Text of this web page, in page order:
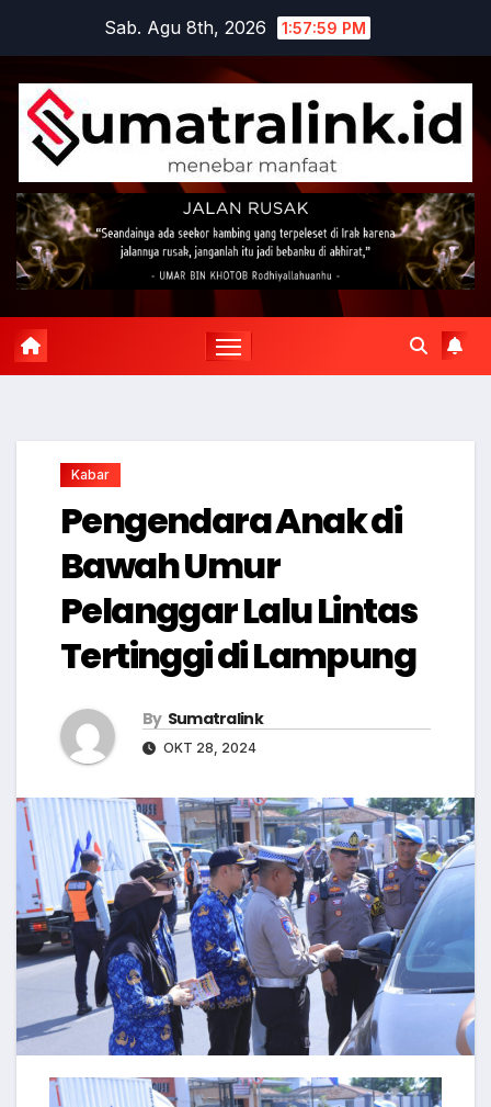
content
Sab. Agu 8th, 2026 1:58:00 PM
Kabar
Pengendara Anak di
Bawah Umur
Pelanggar Lalu Lintas
Tertinggi di Lampung
By Sumatralink
OKT 28, 2024